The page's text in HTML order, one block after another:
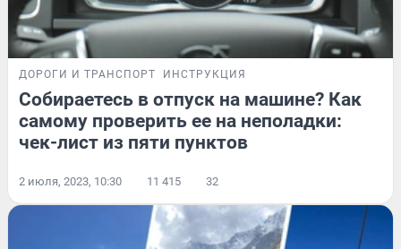
ДОРОГИ И ТРАНСПОРТ ИНСТРУКЦИЯ
Собираетесь в отпуск на машине? Как
самому проверить ее на неполадки:
чек-лист из пяти пунктов
2 июля, 2023, 10:30 11 415 32